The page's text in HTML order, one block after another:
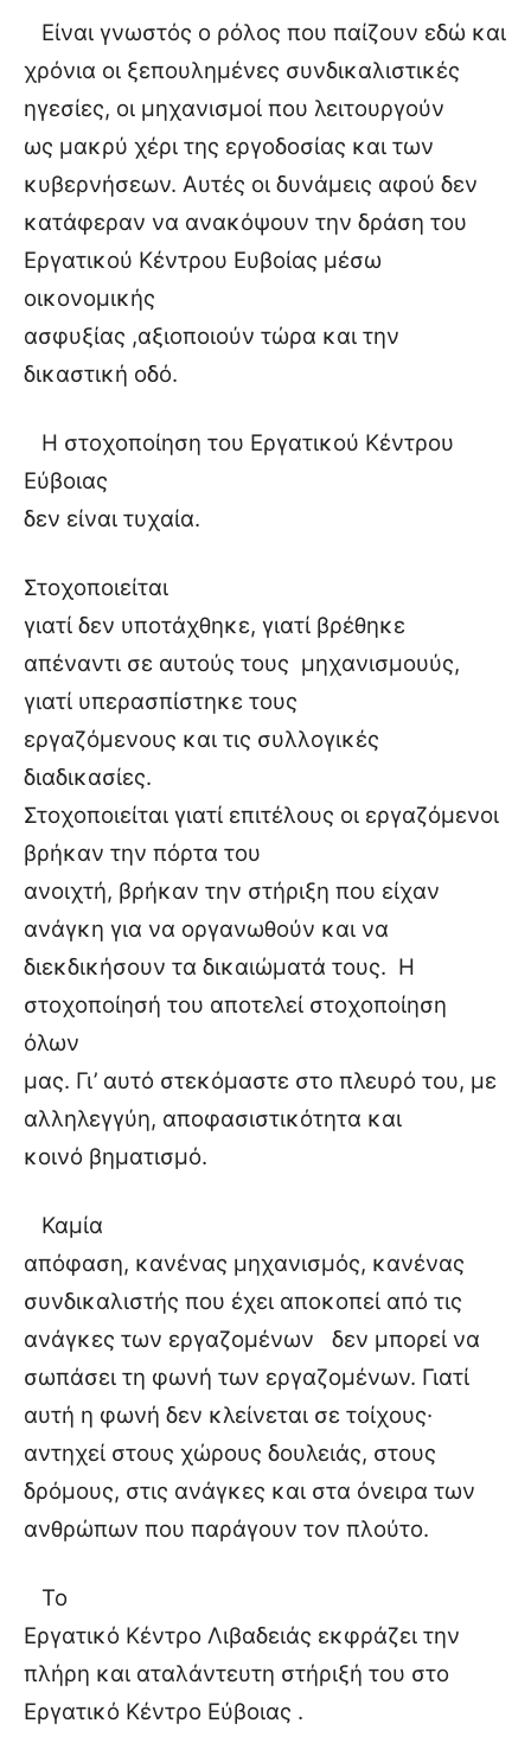
Είναι γνωστός ο ρόλος που παίζουν εδώ και
χρόνια οι ξεπουλημένες συνδικαλιστικές
ηγεσίες, οι μηχανισμοί που λειτουργούν
ως μακρύ χέρι της εργοδοσίας και των
κυβερνήσεων. Αυτές οι δυνάμεις αφού δεν
κατάφεραν να ανακόψουν την δράση του
Εργατικού Κέντρου Ευβοίας μέσω
οικονομικής
ασφυξίας ,αξιοποιούν τώρα και την
δικαστική οδό.
Η στοχοποίηση του Εργατικού Κέντρου
Εύβοιας
δεν είναι τυχαία.
Στοχοποιείται
γιατί δεν υποτάχθηκε, γιατί βρέθηκε
απέναντι σε αυτούς τους μηχανισμουύς,
γιατί υπερασπίστηκε τους
εργαζόμενους και τις συλλογικές
διαδικασίες.
Στοχοποιείται γιατί επιτέλους οι εργαζόμενοι
βρήκαν την πόρτα του
ανοιχτή, βρήκαν την στήριξη που είχαν
ανάγκη για να οργανωθούν και να
διεκδικήσουν τα δικαιώματά τους. Η
στοχοποίησή του αποτελεί στοχοποίηση
όλων
μας. Γι’ αυτό στεκόμαστε στο πλευρό του, με
αλληλεγγύη, αποφασιστικότητα και
κοινό βηματισμό.
Καμία
απόφαση, κανένας μηχανισμός, κανένας
συνδικαλιστής που έχει αποκοπεί από τις
ανάγκες των εργαζομένων δεν μπορεί να
σωπάσει τη φωνή των εργαζομένων. Γιατί
αυτή η φωνή δεν κλείνεται σε τοίχους·
αντηχεί στους χώρους δουλειάς, στους
δρόμους, στις ανάγκες και στα όνειρα των
ανθρώπων που παράγουν τον πλούτο.
Το
Εργατικό Κέντρο Λιβαδειάς εκφράζει την
πλήρη και αταλάντευτη στήριξή του στο
Εργατικό Κέντρο Εύβοιας .